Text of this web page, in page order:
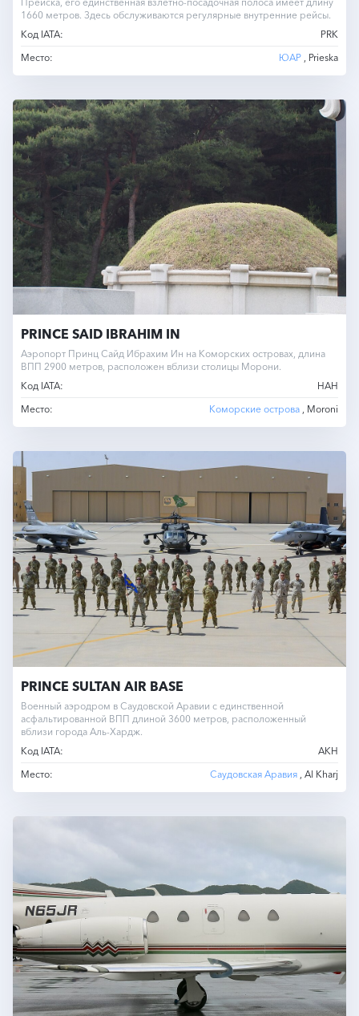
1660 метров. Здесь обслуживаются регулярные внутренние рейсы.
Код IATA:
PRK
Место:
ЮАР , Prieska
PRINCE SAID IBRAHIM IN
Аэропорт Принц Сайд Ибрахим Ин на Коморских островах, длина
ВПП 2900 метров, расположен вблизи столицы Морони.
Код IATA:
HAH
Место:
Коморские острова , Moroni
PRINCE SULTAN AIR BASE
Военный аэродром в Саудовской Аравии с единственной
асфальтированной ВПП длиной 3600 метров, расположенный
вблизи города Аль-Хардж.
Код IATA:
AKH
Место:
Саудовская Аравия , Al Kharj